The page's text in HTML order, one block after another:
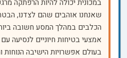
במכונית יכולה להיות הרפתקה
שאנחנו אוהבים שהם לצדנו,
הכלבים במהלך המסע חשובה
אמצעי בטיחות חיוניים לנסיעה
בעולם אפשרויות הישיבה הנוחות